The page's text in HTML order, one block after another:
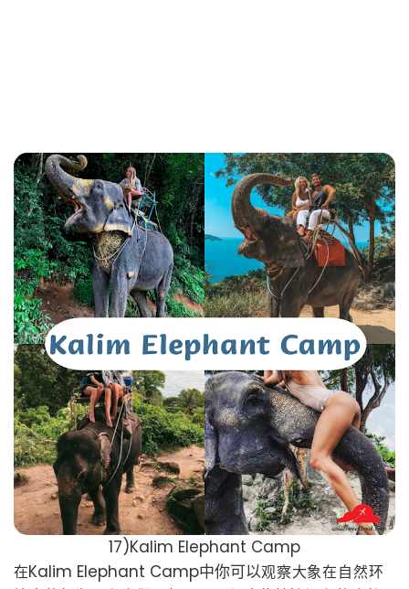
17)Kalim Elephant Camp
在Kalim Elephant Camp中你可以观察大象在自然环